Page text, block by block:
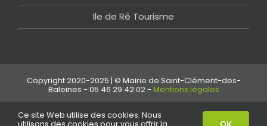
Ile de Ré Tourisme
Copyright 2020-2025 | © Mairie de Saint-Clément-des-
Baleines - 05 46 29 42 02 - Mentions légales
Facebook
Email
Ce site Web utilise des cookies. Nous